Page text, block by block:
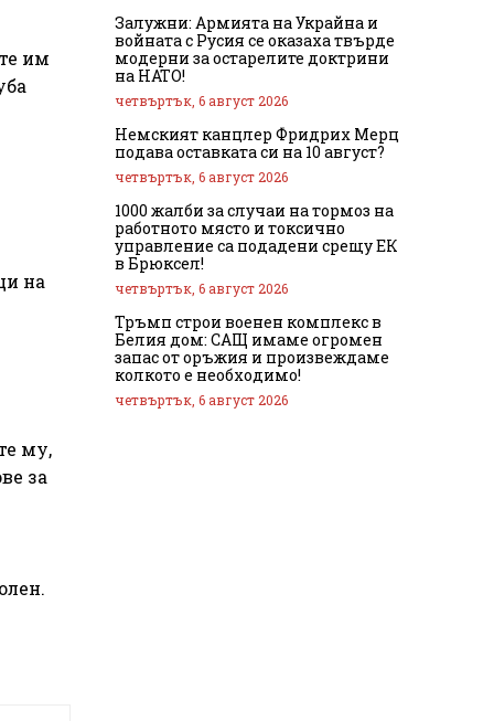
им
на
му,
за
Залужни: Армията на Украйна и
войната с Русия се оказаха твърде
модерни за остарелите доктрини
на НАТО!
четвъртък, 6 август 2026
Немският канцлер Фридрих Мерц
подава оставката си на 10 август?
четвъртък, 6 август 2026
1000 жалби за случаи на тормоз на
работното място и токсично
управление са подадени срещу ЕК
в Брюксел!
четвъртък, 6 август 2026
Тръмп строи военен комплекс в
Белия дом: САЩ имаме огромен
запас от оръжия и произвеждаме
колкото е необходимо!
четвъртък, 6 август 2026